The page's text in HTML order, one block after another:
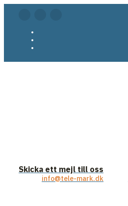
Skicka ett mejl till oss
info@tele-mark.dk